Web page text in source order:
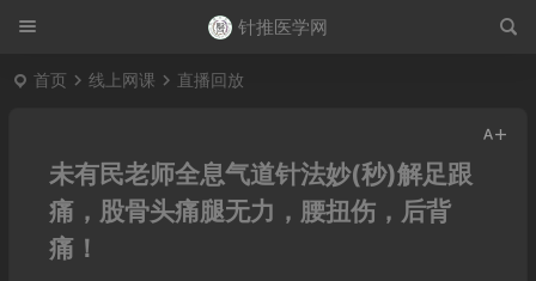
针推医学网
首页 线上网课 直播回放
未有民老师全息气道针法妙(秒)解足跟
痛，股骨头痛腿无力，腰扭伤，后背
痛！